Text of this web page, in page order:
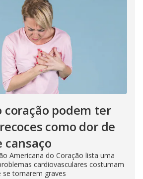
coração podem ter
como dor de
cansaço
Americana do Coração lista uma
cardiovasculares costumam
se tornarem graves